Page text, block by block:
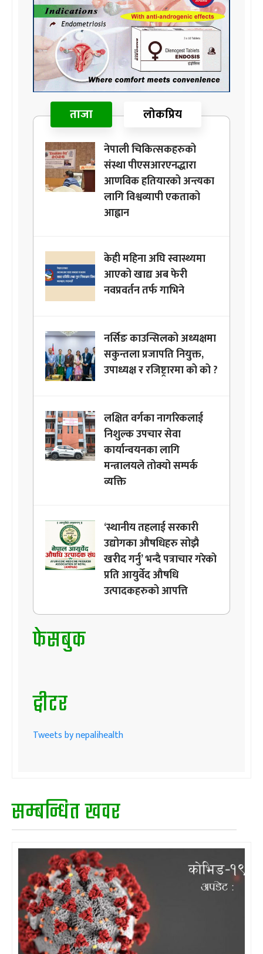
ताजा लोकप्रिय
नेपाली चिकित्सकहरुको
संस्था पीएसआरएनद्धारा
आणविक हतियारको अन्त्यका
लागि विश्वव्यापी एकताको
आह्वान
केही महिना अघि स्वास्थ्यमा
आएको खाद्य अब फेरी
नवप्रवर्तन तर्फ गाभिने
नर्सिङ काउन्सिलको अध्यक्षमा
सकुन्तला प्रजापति नियुक्त,
उपाध्यक्ष र रजिष्ट्रारमा को को ?
लक्षित वर्गका नागरिकलाई
निशुल्क उपचार सेवा
कार्यान्वयनका लागि
मन्त्रालयले तोक्यो सम्पर्क
व्यक्ति
‘स्थानीय तहलाई सरकारी
उद्योगका औषधिहरु सोझै
खरीद गर्नु’ भन्दै पत्राचार गरेको
प्रति आयुर्वेद औषधि
उत्पादकहरुको आपत्ति
फेसबुक
ट्वीटर
Tweets by nepalihealth
सम्बन्धित खवर